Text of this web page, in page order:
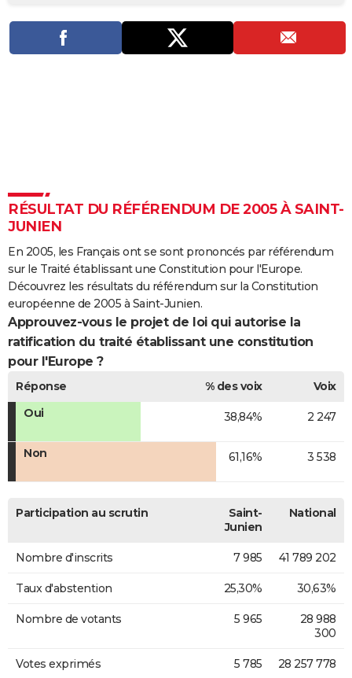
PHOTO
GUIDES D'ACHAT
COPAINS D'AVANT
FORUM
Bricolage
Lifestyle
Culture
Sport
Auto
Television
Voyage
Cinema
RÉSULTAT DU RÉFÉRENDUM DE 2005 À SAINT-
JUNIEN
En 2005, les Français ont se sont prononcés par référendum
sur le Traité établissant une Constitution pour l'Europe.
Découvrez les résultats du référendum sur la Constitution
européenne de 2005 à Saint-Junien.
Approuvez-vous le projet de loi qui autorise la
ratification du traité établissant une constitution
pour l'Europe ?
Réponse % des voix
Voix
Oui
38,84% 2 247
Non 61,16% 3 538
Participation au scrutin
Saint-
Junien
National
Nombre d'inscrits 7 985 41 789 202
Taux d'abstention 25,30% 30,63%
Nombre de votants 5 965
28 988
300
Votes exprimés 5 785 28 257 778